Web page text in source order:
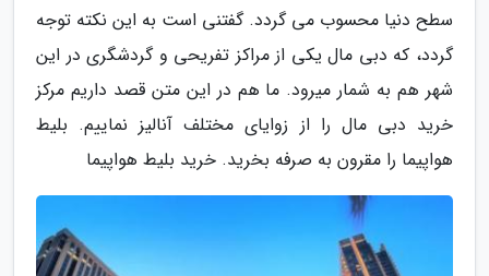
سطح دنیا محسوب می گردد. گفتنی است به این نکته توجه
گردد، که دبی مال یکی از مراکز تفریحی و گردشگری در این
شهر هم به شمار میرود. ما هم در این متن قصد داریم مرکز
خرید دبی مال را از زوایای مختلف آنالیز نماییم. بلیط
هواپیما را مقرون به صرفه بخرید. خرید بلیط هواپیما